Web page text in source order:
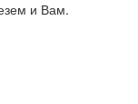
и Вам.